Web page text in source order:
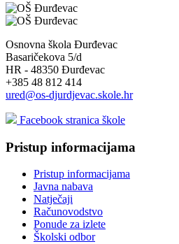
Osnovna škola Đurđevac
Basaričekova 5/d
HR - 48350 Đurđevac
+385 48 812 414
ured@os-djurdjevac.skole.hr
Facebook stranica škole
Pristup informacijama
Pristup informacijama
Javna nabava
Natječaji
Računovodstvo
Ponude za izlete
Školski odbor